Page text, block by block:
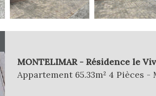
MONTELIMAR - Résidence le
Appartement 65.33m² 4 Pièces